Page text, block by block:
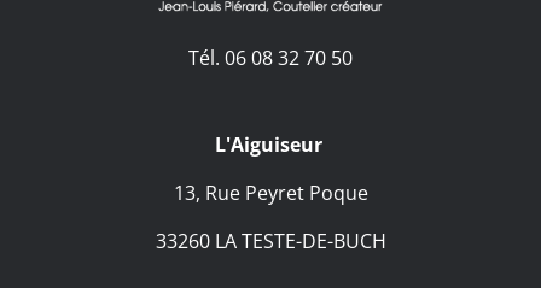
Tél. 06 08 32 70 50
L'Aiguiseur
13, Rue Peyret Poque
33260 LA TESTE-DE-BUCH